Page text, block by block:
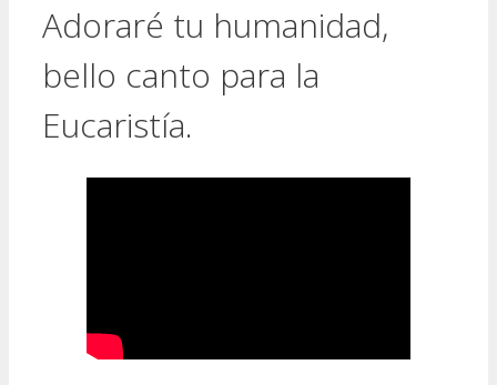
Adoraré tu humanidad,
bello canto para la
Eucaristía.